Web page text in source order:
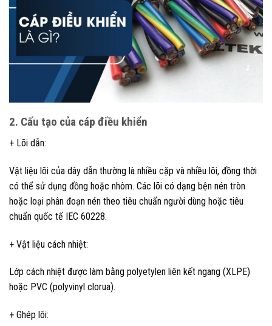
2. Cấu tạo của cáp điều khiển
+ Lõi dẫn:
Vật liệu lõi của dây dẫn thường là nhiều cặp và nhiều lõi, đồng thời
có thể sử dụng đồng hoặc nhôm. Các lõi có dạng bện nén tròn
hoặc loại phân đoạn nén theo tiêu chuẩn người dùng hoặc tiêu
chuẩn quốc tế IEC 60228.
+ Vật liệu cách nhiệt:
Lớp cách nhiệt được làm bằng polyetylen liên kết ngang (XLPE)
hoặc PVC (polyvinyl clorua).
+ Ghép lõi: